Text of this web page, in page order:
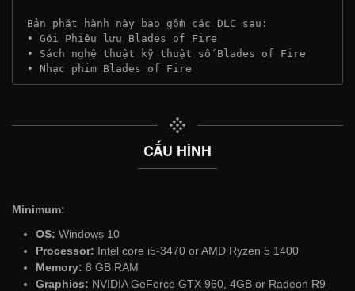
Bản phát hành này bao gồm các DLC sau:
• Gói Phiêu lưu Blades of Fire
• Sách nghệ thuật kỹ thuật số Blades of Fire
• Nhạc phim Blades of Fire
CẤU HÌNH
Minimum:
OS: Windows 10
Processor: Intel core i5-3470 or AMD Ryzen 5 1400
Memory: 8 GB RAM
Graphics: NVIDIA GeForce GTX 960, 4GB or Radeon R9